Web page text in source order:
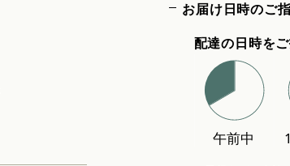
お届け日時のご
配達の日時を